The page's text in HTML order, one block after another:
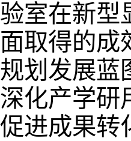
验室在新型
面取得的成
规划发展蓝
深化产学研
促进成果转